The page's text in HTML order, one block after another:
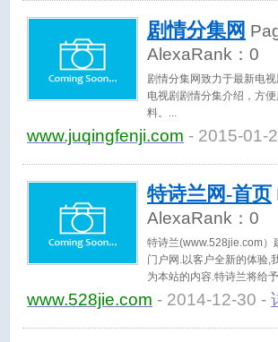
剧情分集网
AlexaRank： 0
剧情分集网致力于最新电
电视剧剧情分集介绍，方
料。
www.juqingfenji.com - 2015-01-
特诗兰网-首页
AlexaRank： 0
特诗兰(www.528jie.com）
门户网.以客户全新的体验,
为本站的内容.特诗兰将给
www.528jie.com - 2014-12-30 -